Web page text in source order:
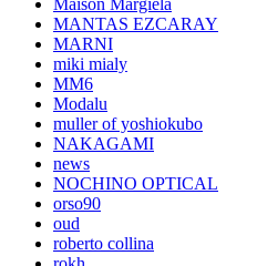
MANTAS EZCARAY
MARNI
miki mialy
MM6
Modalu
muller of yoshiokubo
NAKAGAMI
news
NOCHINO OPTICAL
orso90
oud
roberto collina